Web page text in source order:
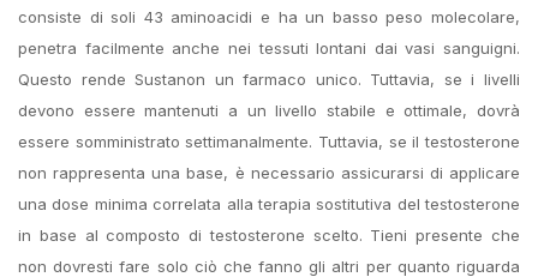
consiste di soli 43 aminoacidi e ha un basso peso molecolare,
penetra facilmente anche nei tessuti lontani dai vasi sanguigni.
Questo rende Sustanon un farmaco unico. Tuttavia, se i livelli
devono essere mantenuti a un livello stabile e ottimale, dovrà
essere somministrato settimanalmente. Tuttavia, se il testosterone
non rappresenta una base, è necessario assicurarsi di applicare
una dose minima correlata alla terapia sostitutiva del testosterone
in base al composto di testosterone scelto. Tieni presente che
non dovresti fare solo ciò che fanno gli altri per quanto riguarda